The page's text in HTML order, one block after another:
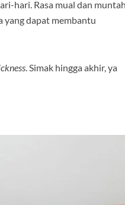
hari. Rasa mual dan muntah
yang dapat membantu
. Simak hingga akhir, ya